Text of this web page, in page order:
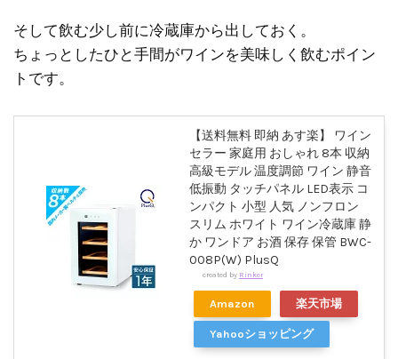
そして飲む少し前に冷蔵庫から出しておく。
ちょっとしたひと手間がワインを美味しく飲むポイン
トです。
【送料無料 即納 あす楽】 ワイン
セラー 家庭用 おしゃれ 8本 収納
高級モデル 温度調節 ワイン 静音
低振動 タッチパネル LED表示 コ
ンパクト 小型 人気 ノンフロン
スリム ホワイト ワイン冷蔵庫 静
か ワンドア お酒 保存 保管 BWC-
008P(W) PlusQ
created by Rinker
Amazon 楽天市場
Yahooショッピング